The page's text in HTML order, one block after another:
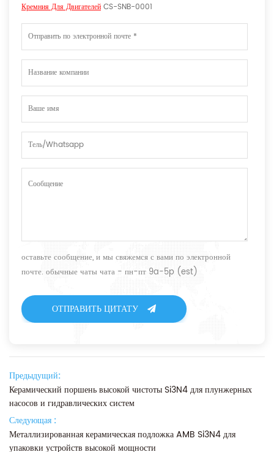
Кремния Для Двигателей CS-SNB-0001
оставьте сообщение, и мы свяжемся с вами по электронной
почте. обычные чаты чата - пн-пт 9a-5p (est)
ОТПРАВИТЬ ЦИТАТУ
Предыдущий:
Керамический поршень высокой чистоты Si3N4 для плунжерных
насосов и гидравлических систем
Следующая :
Металлизированная керамическая подложка AMB Si3N4 для
упаковки устройств высокой мощности